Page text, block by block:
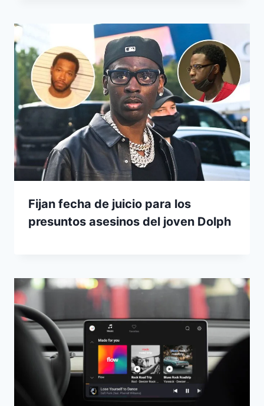
Fijan fecha de juicio para los
presuntos asesinos del joven Dolph